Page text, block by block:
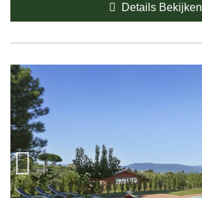
Details Bekijken